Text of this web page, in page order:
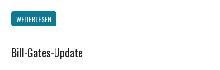
WEITERLESEN
Gesellschaft
Bill-Gates-Update